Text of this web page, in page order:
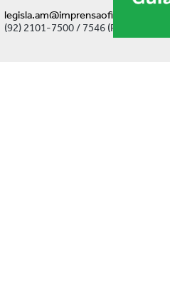
legisla.am@imprensaoficial.am.gov.br
(92) 2101-7500 / 7546 (Ramal)